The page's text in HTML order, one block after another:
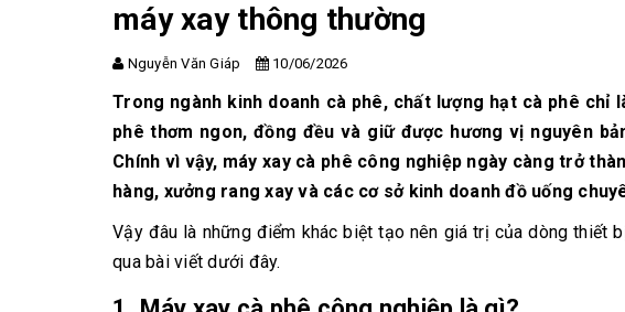
máy xay thông thường
Nguyễn Văn Giáp 10/06/2026
Trong ngành kinh doanh cà phê, chất lượng hạt cà phê chỉ
phê thơm ngon, đồng đều và giữ được hương vị nguyên
Chính vì vậy, máy xay cà phê công nghiệp ngày càng trở
hàng, xưởng rang xay và các cơ sở kinh doanh đồ uống
Vậy đâu là những điểm khác biệt tạo nên giá trị của dòng thiết
qua bài viết dưới đây.
Vì sao cà phê
trong giới sành cà
phê?
10/06/2026
Bí quyết chọn mua
cà phê hạt rang
mộc thơm ngon,
chuẩn vị
Những tiêu chí đánh